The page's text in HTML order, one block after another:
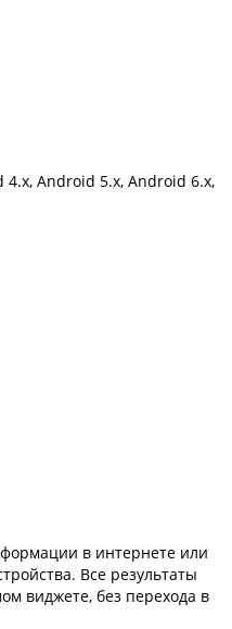
Android 5.x, Android 6.x,
в интернете или
Все результаты
виджете, без перехода в